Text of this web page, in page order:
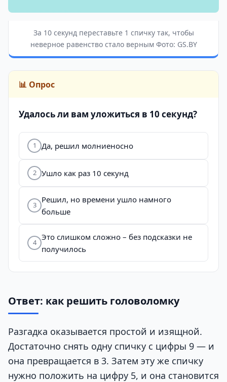
За 10 секунд переставьте 1 спичку так, чтобы
неверное равенство стало верным Фото: GS.BY
📊 Опрос
Удалось ли вам уложиться в 10 секунд?
1 Да, решил молниеносно
2 Ушло как раз 10 секунд
3
Решил, но времени ушло намного
больше
4
Это слишком сложно – без подсказки не
получилось
Ответ: как решить головоломку
Разгадка оказывается простой и изящной.
Достаточно снять одну спичку с цифры 9 — и
она превращается в 3. Затем эту же спичку
нужно положить на цифру 5, и она становится